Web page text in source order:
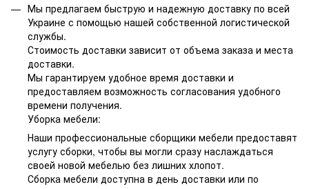
Мы предлагаем быструю и надежную доставку по всей
Украине с помощью нашей собственной логистической
службы.
Стоимость доставки зависит от объема заказа и места
доставки.
Мы гарантируем удобное время доставки и
предоставляем возможность согласования удобного
времени получения.
Уборка мебели:
Наши профессиональные сборщики мебели предоставят
услугу сборки, чтобы вы могли сразу наслаждаться
своей новой мебелью без лишних хлопот.
Сборка мебели доступна в день доставки или по